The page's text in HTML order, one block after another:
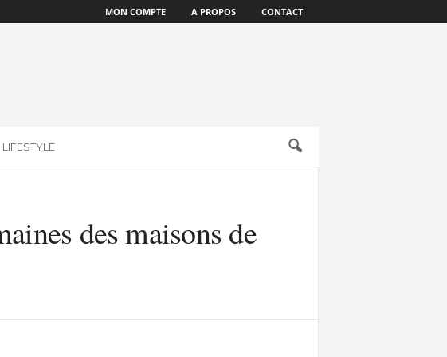
MON COMPTE A PROPOS CONTACT
LIFESTYLE
des maisons de